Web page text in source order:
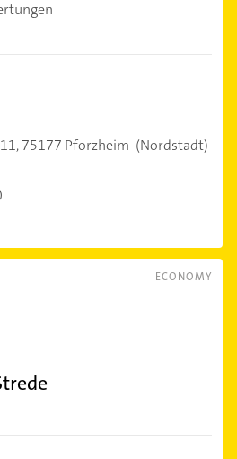
75177 Pforzheim (Nordstadt)
ECONOMY